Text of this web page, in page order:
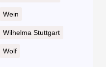
Wein
Wilhelma Stuttgart
Wolf